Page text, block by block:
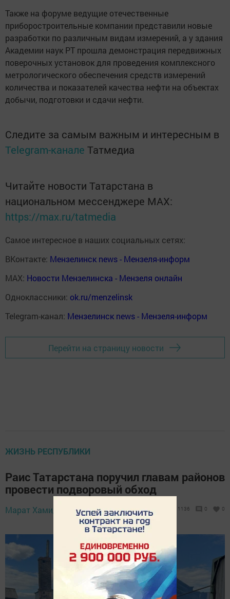
Также на форуме ведущие отечественные
приборостроительные компании представили новые
разработки по различным видам измерений, а у здания
Академии наук РТ прошла демонстрация передвижных
поверочных установок для проведения комплексного
метрологического обеспечения средств измерений
количества и показателей качества нефти на объектах
добычи, подготовки и сдачи нефти.
Следите за самым важным и интересным в
Telegram-канале Татмедиа
Читайте новости Татарстана в
национальном мессенджере MАХ:
https://max.ru/tatmedia
Самое интересное в наших социальных сетях:
ВКонтакте: Мензелинск news - Мензеля-информ
MAX: Новости Мензелинска - Мензеля онлайн
Одноклассники: ok.ru/menzelinsk
Telegram-канал: Мензелинск news - Мензеля-информ
Перейти на страницу новости
ЖИЗНЬ РЕСПУБЛИКИ
Раис Татарстана поручил главам районов
провести подворовый обход
Марат Хамидуллин, 10:20
1136 0 0